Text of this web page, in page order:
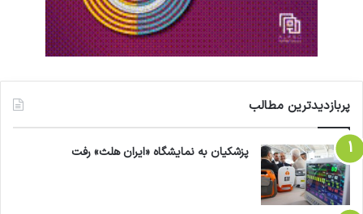
پربازدیدترین مطالب
پزشکیان به نمایشگاه «ایران هلث» رفت